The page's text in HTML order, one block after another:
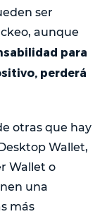
ser
aunque
para
perderá
otras que hay
Wallet,
Wallet o
una
más